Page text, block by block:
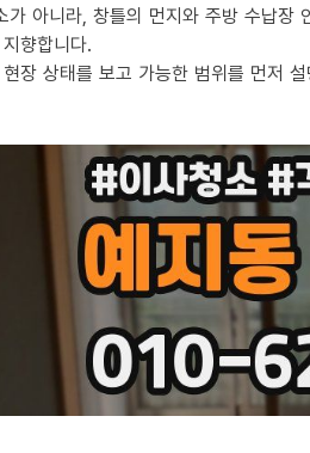
가 아니라, 창틀의 먼지와 주방 수납
향합니다.
장 상태를 보고 가능한 범위를 먼저